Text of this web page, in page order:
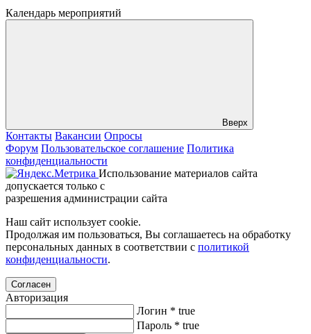
Календарь мероприятий
Вверх
Контакты Вакансии Опросы
Форум Пользовательское соглашение Политика
конфиденциальности
Использование материалов сайта
допускается только с
разрешения администрации сайта
Наш сайт использует cookie.
Продолжая им пользоваться, Вы соглашаетесь на обработку
персональных данных в соответствии с политикой
конфиденциальности.
Согласен
Авторизация
Логин * true
Пароль * true